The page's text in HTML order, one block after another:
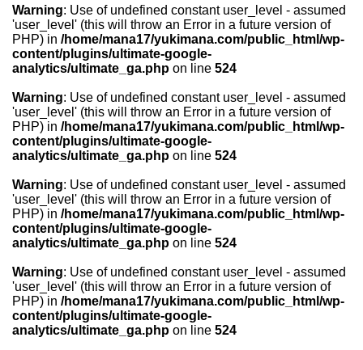
Warning: Use of undefined constant user_level - assumed
'user_level' (this will throw an Error in a future version of
PHP) in /home/mana17/yukimana.com/public_html/wp-
content/plugins/ultimate-google-
analytics/ultimate_ga.php on line 524
Warning: Use of undefined constant user_level - assumed
'user_level' (this will throw an Error in a future version of
PHP) in /home/mana17/yukimana.com/public_html/wp-
content/plugins/ultimate-google-
analytics/ultimate_ga.php on line 524
Warning: Use of undefined constant user_level - assumed
'user_level' (this will throw an Error in a future version of
PHP) in /home/mana17/yukimana.com/public_html/wp-
content/plugins/ultimate-google-
analytics/ultimate_ga.php on line 524
Warning: Use of undefined constant user_level - assumed
'user_level' (this will throw an Error in a future version of
PHP) in /home/mana17/yukimana.com/public_html/wp-
content/plugins/ultimate-google-
analytics/ultimate_ga.php on line 524